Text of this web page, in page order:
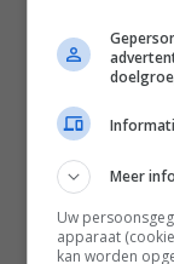
Meer
Uw
apparaat
kan worden